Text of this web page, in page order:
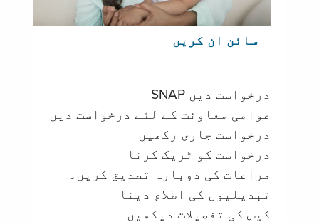
سائن ان کریں
درخواست دیں SNAP
عوامی معاونت کے لئے درخواست دیں
درخواست جاری رکھیں
درخواست کو ٹریک کرنا
مراعات کی دوبارہ تصدیق کریں۔
تبدیلیوں کی اطلاع دینا
کیس کی تفصیلات دیکھیں